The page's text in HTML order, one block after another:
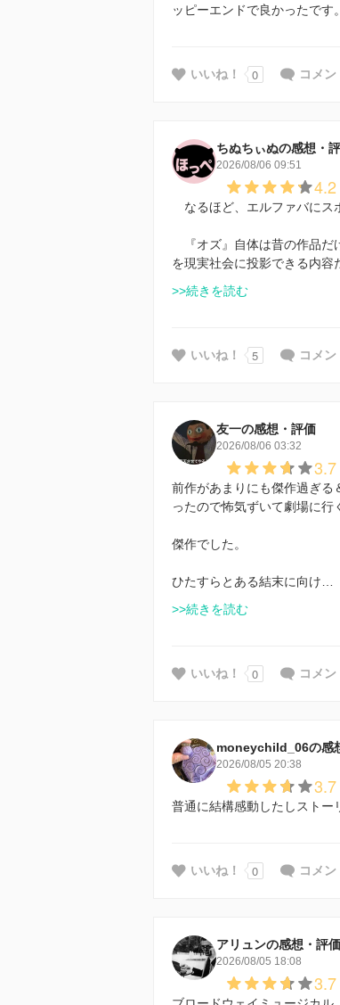
ッピーエンドで良かったです。
いいね！ 0 コメン
ちぬちぃぬの感想・
2026/08/06 09:51
4.2
なるほど、エルファバにス
『オズ』自体は昔の作品だ
を現実社会に投影できる内容
>>続きを読む
いいね！ 5 コメン
友一の感想・評価
2026/08/06 03:32
3.7
前作があまりにも傑作過ぎる
ったので怖気ずいて劇場に行
傑作でした。
ひたすらとある結末に向け…
>>続きを読む
いいね！ 0 コメン
moneychild_06の感
2026/08/05 20:38
3.7
普通に結構感動したしストー
いいね！ 0 コメン
アリュンの感想・評価
2026/08/05 18:08
3.7